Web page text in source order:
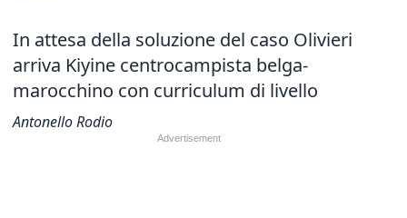
In attesa della soluzione del caso Olivieri
arriva Kiyine centrocampista belga-
marocchino con curriculum di livello
Antonello Rodio